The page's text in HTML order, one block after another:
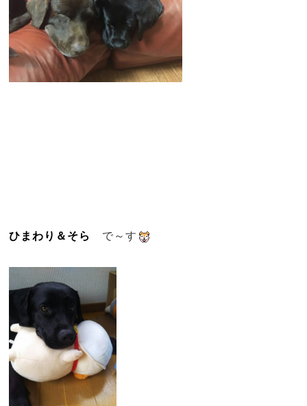
ひまわり＆そら で～す